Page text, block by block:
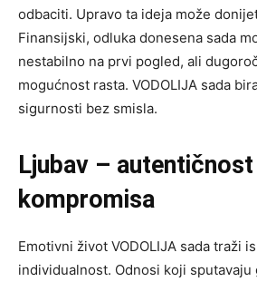
odbaciti. Upravo ta ideja može
Finansijski, odluka donesena sada
nestabilno na prvi pogled, ali
mogućnost rasta. VODOLIJA sada
sigurnosti bez smisla.
Ljubav – autentičnost
kompromisa
Emotivni život VODOLIJA sada traži
individualnost. Odnosi koji